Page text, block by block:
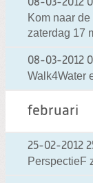
08-03-2012
Kom naar
zaterdag 17
08-03-2012
Walk4Water
februari
25-02-2012
PerspectieF